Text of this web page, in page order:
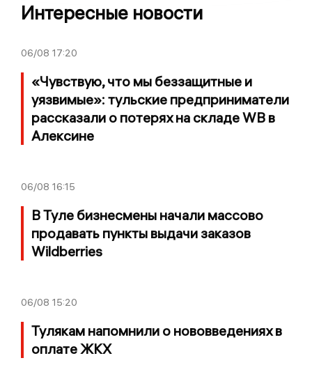
Интересные новости
06/08 17:20
«Чувствую, что мы беззащитные и
уязвимые»: тульские предприниматели
рассказали о потерях на складе WB в
Алексине
06/08 16:15
В Туле бизнесмены начали массово
продавать пункты выдачи заказов
Wildberries
06/08 15:20
Тулякам напомнили о нововведениях в
оплате ЖКХ